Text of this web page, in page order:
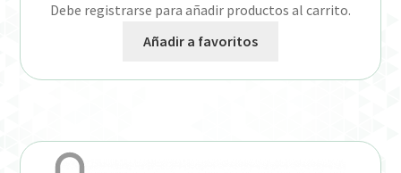
Debe registrarse para añadir productos al carrito.
Añadir a favoritos